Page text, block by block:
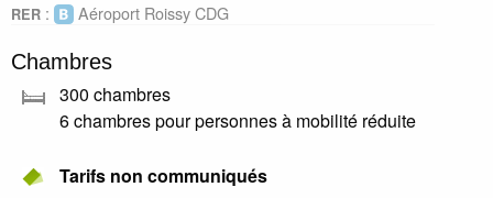
RER : Aéroport Roissy CDG
Chambres
300 chambres
6 chambres pour personnes à mobilité réduite
Tarifs non communiqués